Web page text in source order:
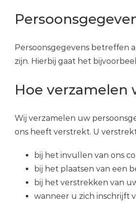
Persoonsgegevens betreffen
zijn. Hierbij gaat het
Hoe verzamelen
Wij verzamelen uw
ons heeft verstrekt. U
bij het invullen van ons
bij het plaatsen van een
bij het verstrekken van
wanneer u zich inschrijft